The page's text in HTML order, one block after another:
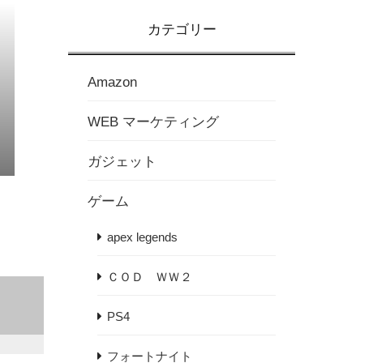
カテゴリー
Amazon
WEB マーケティング
ガジェット
ゲーム
apex legends
ＣＯＤ ＷＷ２
PS4
フォートナイト